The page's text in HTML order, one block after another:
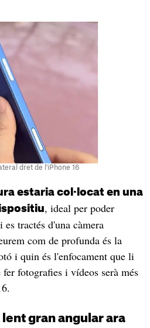
dret de l'iPhone 16
estaria col·locat en una
, ideal per poder
tractés d'una càmera
com de profunda és la
i quin és l'enfocament que li
fotografies i vídeos serà més
gran angular ara